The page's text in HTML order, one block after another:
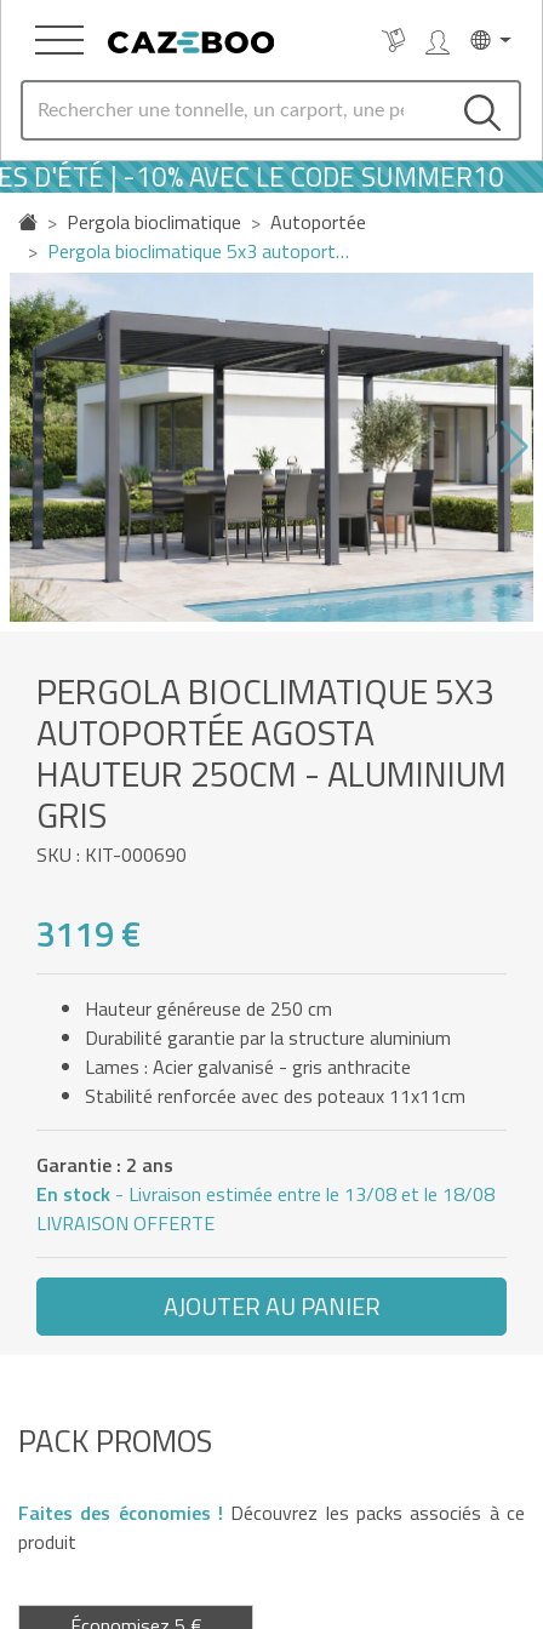
| -10% AVEC LE CODE SUMMER10
Pergola bioclimatique
Autoportée
Pergola bioclimatique 5x3 autoport…
PERGOLA BIOCLIMATIQUE 5X3
AUTOPORTÉE AGOSTA
HAUTEUR 250CM - ALUMINIUM
GRIS
SKU : KIT-000690
3119 €
Hauteur généreuse de 250 cm
Durabilité garantie par la structure aluminium
Lames : Acier galvanisé - gris anthracite
Stabilité renforcée avec des poteaux 11x11cm
Garantie : 2 ans
En stock - Livraison estimée entre le 13/08 et le 18/08
LIVRAISON OFFERTE
AJOUTER AU PANIER
PACK PROMOS
Faites des économies ! Découvrez les packs associés à ce
produit